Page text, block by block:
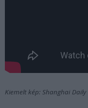
Kiemelt kép: Shanghai Daily